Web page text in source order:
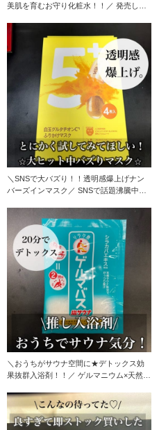
美肌を育むお守り化粧水！！／ 発売して
＼SNSで大バズり！！透明感爆上げナン
バーズインマスク／ SNSで話題沸騰中、
＼おうちがサウナ空間に★デトックス効
果抜群入浴剤！！／ ゲルマニウム×天然塩